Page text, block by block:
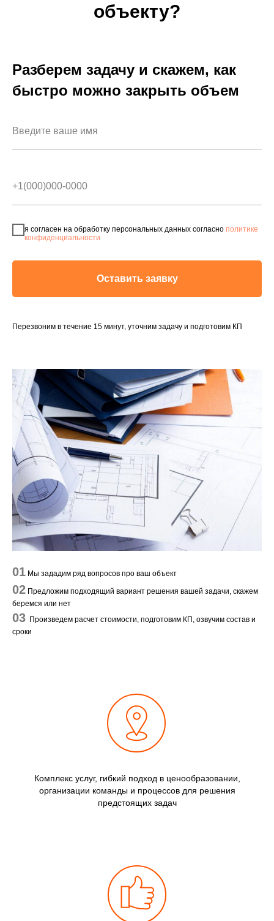
объекту?
Разберем задачу и скажем, как
быстро можно закрыть объем
я согласен на обработку персональных данных согласно политике
конфиденциальности
Оставить заявку
Перезвоним в течение 15 минут, уточним задачу и подготовим КП
01 Мы зададим ряд вопросов про ваш объект
02 Предложим подходящий вариант решения вашей задачи, скажем
беремся или нет
03 Произведем расчет стоимости, подготовим КП, озвучим состав и
сроки
Комплекс услуг, гибкий подход в ценообразовании,
организации команды и процессов для решения
предстоящих задач